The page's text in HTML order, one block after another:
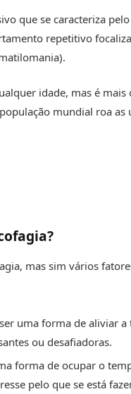
que se caracteriza
repetitivo
idade, mas é
mundial roa
mas sim vários
uma forma de aliviar
ou desafiadoras.
forma de ocupar o
pelo que se está